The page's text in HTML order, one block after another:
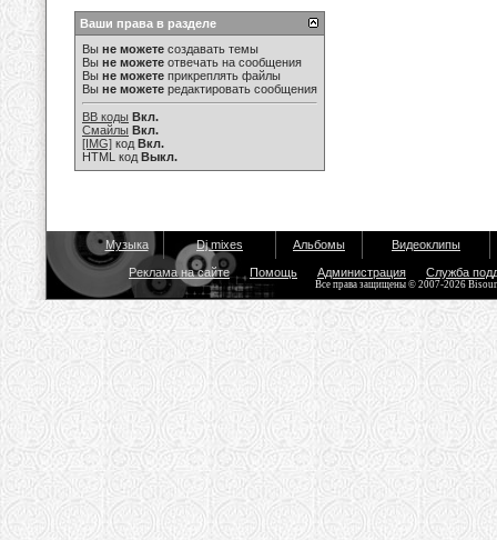
Ваши права в разделе
Вы не можете создавать темы
Вы не можете отвечать на сообщения
Вы не можете прикреплять файлы
Вы не можете редактировать сообщения
BB коды Вкл.
Смайлы Вкл.
[IMG] код Вкл.
HTML код Выкл.
Музыка Dj mixes Альбомы Видеоклипы
Реклама на сайте Помощь Администрация Служба
Все права защищены © 2007-2026